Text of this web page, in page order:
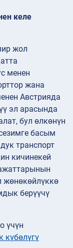
келе
жол
менен
жана
Австрияда
эл арасында
бул өлкөнүн
басым
транспорт
кичинекей
жөнөкөйлүккө
берүүчү
үчүн
күбөлүгү